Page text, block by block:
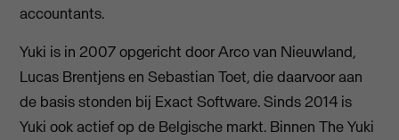
accountants.
Yuki is in 2007 opgericht door Arco van Nieuwland,
Lucas Brentjens en Sebastian Toet, die daarvoor aan
de basis stonden bij Exact Software. Sinds 2014 is
Yuki ook actief op de Belgische markt. Binnen The Yuki